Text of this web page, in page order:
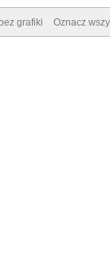
grafiki Oznacz